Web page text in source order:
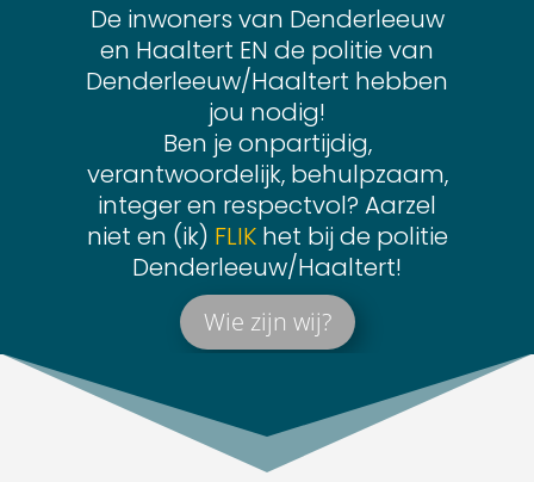
De inwoners van Denderleeuw
en Haaltert EN de politie van
Denderleeuw/Haaltert hebben
jou nodig!
Ben je onpartijdig,
verantwoordelijk, behulpzaam,
integer en respectvol? Aarzel
niet en (ik) FLIKhet bij de politie
Denderleeuw/Haaltert!
Wie zijn wij?